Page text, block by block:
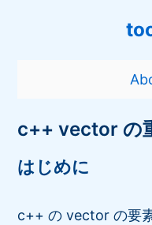
c++ vector の
はじめに
c++ の vector の要